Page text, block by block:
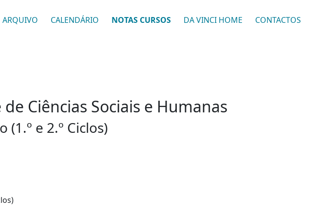
ARQUIVO CALENDÁRIO NOTAS CURSOS DA VINCI HOME CONTACTOS
Ciências Sociais e Humanas
e 2.º Ciclos)